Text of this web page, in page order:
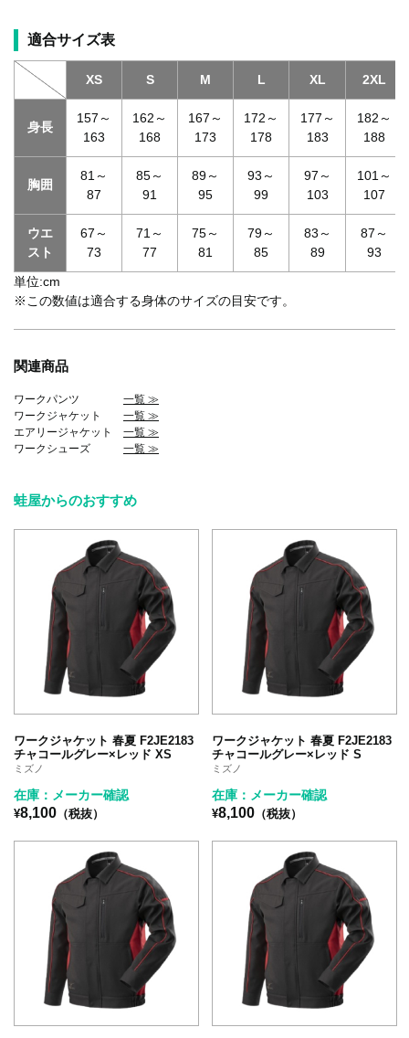
適合サイズ表
XS S M L XL 2XL
身長
157～
163
162～
168
167～
173
172～
178
177～
183
182～
188
胸囲
81～
87
85～
91
89～
95
93～
99
97～
103
101～
107
ウエ
スト
67～
73
71～
77
75～
81
79～
85
83～
89
87～
93
単位:cm
※この数値は適合する身体のサイズの目安です。
関連商品
ワークパンツ 一覧 ≫
ワークジャケット 一覧 ≫
エアリージャケット 一覧 ≫
ワークシューズ 一覧 ≫
蛙屋からのおすすめ
ワークジャケット 春夏 F2JE2183
チャコールグレー×レッド XS
ミズノ
在庫：メーカー確認
¥8,100 （税抜）
ワークジャケット 春夏 F2JE2183
チャコールグレー×レッド S
ミズノ
在庫：メーカー確認
¥8,100 （税抜）